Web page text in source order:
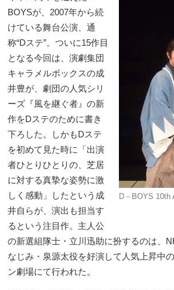
D－BOYS 10th
BOYSが、2007年から続
けている舞台公演、通
称“Dステ”。ついに15作目
となる今回は、演劇集団
キャラメルボックスの成
井豊が、劇団の人気シリ
ーズ『風を継ぐ者』の新
作をDステのために書き
下ろした。しかもDステ
を初めて見た時に「出演
者ひとりひとりの、芝居
に対する真摯な姿勢に激
しく感動」したという成
井自らが、演出も担当す
るという注目作。主人公
の新選組隊士・立川迅助に扮するのは、
なじみ・泉源太役を好演して人気上昇中
ン劇場にて行われた。